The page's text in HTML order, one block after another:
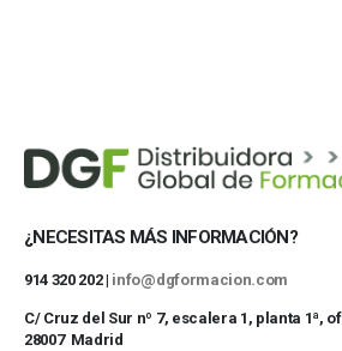
¿NECESITAS MÁS INFORMACIÓN?
914 320 202 | info@dgformacion.com
C/ Cruz del Sur nº 7, escalera 1, planta 1ª,
28007 Madrid